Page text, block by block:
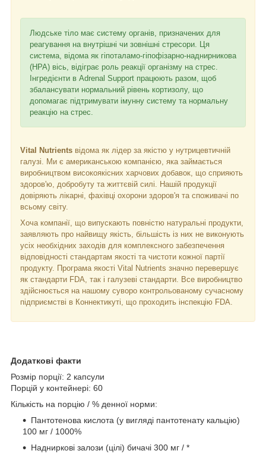
Людське тіло має систему органів, призначених для
реагування на внутрішні чи зовнішні стресори. Ця
система, відома як гіпоталамо-гіпофізарно-наднирникова
(HPA) вісь, відіграє роль реакції організму на стрес.
Інгредієнти в Adrenal Support працюють разом, щоб
збалансувати нормальний рівень кортизолу, що
допомагає підтримувати імунну систему та нормальну
реакцію на стрес.
Vital Nutrients відома як лідер за якістю у нутрицевтичній
галузі. Ми є американською компанією, яка займається
виробництвом високоякісних харчових добавок, що сприяють
здоров'ю, добробуту та життєвій силі. Нашій продукції
довіряють лікарні, фахівці охорони здоров'я та споживачі по
всьому світу.
Хоча компанії, що випускають повністю натуральні продукти,
заявляють про найвищу якість, більшість із них не виконують
усіх необхідних заходів для комплексного забезпечення
відповідності стандартам якості та чистоти кожної партії
продукту. Програма якості Vital Nutrients значно перевершує
як стандарти FDA, так і галузеві стандарти. Все виробництво
здійснюється на нашому суворо контрольованому сучасному
підприємстві в Коннектикуті, що проходить інспекцію FDA.
Додаткові факти
Розмір порції: 2 капсули
Порцій у контейнері: 60
Кількість на порцію / % денної норми:
Пантотенова кислота (у вигляді пантотенату кальцію)
100 мг / 1000%
Надниркові залози (цілі) бичачі 300 мг / *